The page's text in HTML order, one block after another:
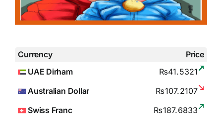
Currency
Price
UAE Dirham
₨41.5321
Australian Dollar
₨107.2107
Swiss Franc
₨187.6833